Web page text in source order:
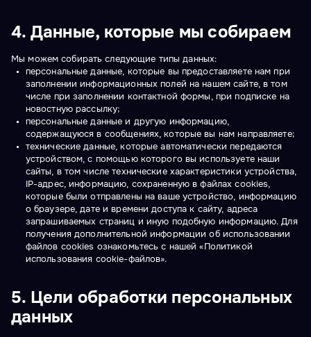
4. Данные, которые мы собираем
Мы можем собирать следующие типы данных:
персональные данные, которые вы предоставляете нам при
заполнении информационных полей на нашем сайте, в том
числе при заполнении контактной формы, при подписке на
новостную рассылку;
персональные данные и другую информацию,
содержащуюся в сообщениях, которые вы нам направляете;
технические данные, которые автоматически передаются
устройством, с помощью которого вы используете наши
сайты, в том числе технические характеристики устройства,
IP-адрес, информацию, сохраненную в файлах cookies,
которые были отправлены на ваше устройство, информацию
о браузере, дате и времени доступа к сайту, адреса
запрашиваемых страниц и иную подобную информацию. Для
получения дополнительной информации об использовании
файлов cookies ознакомьтесь с нашей «Политикой
использования cookie-файлов».
5. Цели обработки персональных
данных